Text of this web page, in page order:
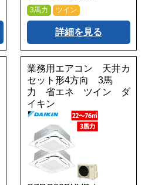
3馬力 ツイン
詳細を見る
業務用エアコン 天井カ
セット形4方向 3馬
力 省エネ ツイン ダ
イキン